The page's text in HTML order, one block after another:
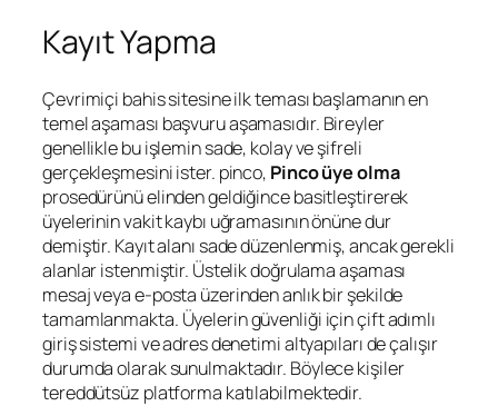
Kayıt Yapma
Çevrimiçi bahis sitesine ilk teması başlamanın en
temel aşaması başvuru aşamasıdır. Bireyler
genellikle bu işlemin sade, kolay ve şifreli
gerçekleşmesini ister. pinco, Pinco üye olma
prosedürünü elinden geldiğince basitleştirerek
üyelerinin vakit kaybı uğramasının önüne dur
demiştir. Kayıt alanı sade düzenlenmiş, ancak gerekli
alanlar istenmiştir. Üstelik doğrulama aşaması
mesaj veya e-posta üzerinden anlık bir şekilde
tamamlanmakta. Üyelerin güvenliği için çift adımlı
giriş sistemi ve adres denetimi altyapıları de çalışır
durumda olarak sunulmaktadır. Böylece kişiler
tereddütsüz platforma katılabilmektedir.